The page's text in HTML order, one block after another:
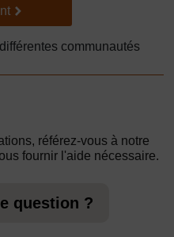
communautés
référez-vous à notre
fournir l'aide nécessaire.
question ?